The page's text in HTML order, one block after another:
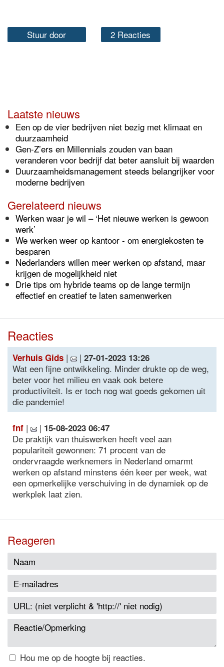
Stuur door 2 Reacties
Laatste nieuws
Een op de vier bedrijven niet bezig met klimaat en
duurzaamheid
Gen-Z’ers en Millennials zouden van baan
veranderen voor bedrijf dat beter aansluit bij waarden
Duurzaamheidsmanagement steeds belangrijker voor
moderne bedrijven
Gerelateerd nieuws
Werken waar je wil – ‘Het nieuwe werken is gewoon
werk’
We werken weer op kantoor - om energiekosten te
besparen
Nederlanders willen meer werken op afstand, maar
krijgen de mogelijkheid niet
Drie tips om hybride teams op de lange termijn
effectief en creatief te laten samenwerken
Reacties
Verhuis Gids | | 27-01-2023 13:26
Wat een fijne ontwikkeling. Minder drukte op de weg,
beter voor het milieu en vaak ook betere
productiviteit. Is er toch nog wat goeds gekomen uit
die pandemie!
fnf | | 15-08-2023 06:47
De praktijk van thuiswerken heeft veel aan
populariteit gewonnen: 71 procent van de
ondervraagde werknemers in Nederland omarmt
werken op afstand minstens één keer per week, wat
een opmerkelijke verschuiving in de dynamiek op de
werkplek laat zien.
Reageren
Hou me op de hoogte bij reacties.